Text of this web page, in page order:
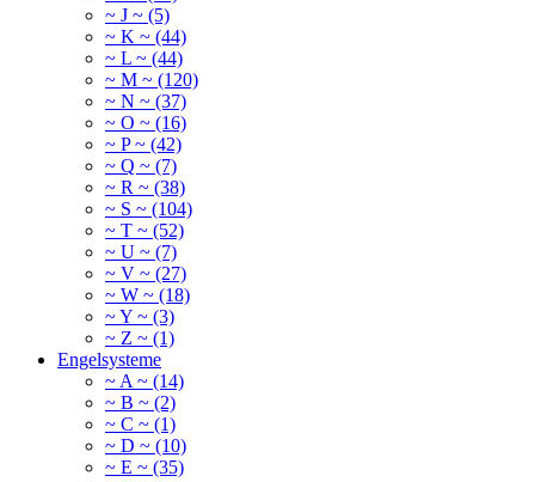
~ J ~ (5)
~ K ~ (44)
~ L ~ (44)
~ M ~ (120)
~ N ~ (37)
~ O ~ (16)
~ P ~ (42)
~ Q ~ (7)
~ R ~ (38)
~ S ~ (104)
~ T ~ (52)
~ U ~ (7)
~ V ~ (27)
~ W ~ (18)
~ Y ~ (3)
~ Z ~ (1)
Engelsysteme
~ A ~ (14)
~ B ~ (2)
~ C ~ (1)
~ D ~ (10)
~ E ~ (35)